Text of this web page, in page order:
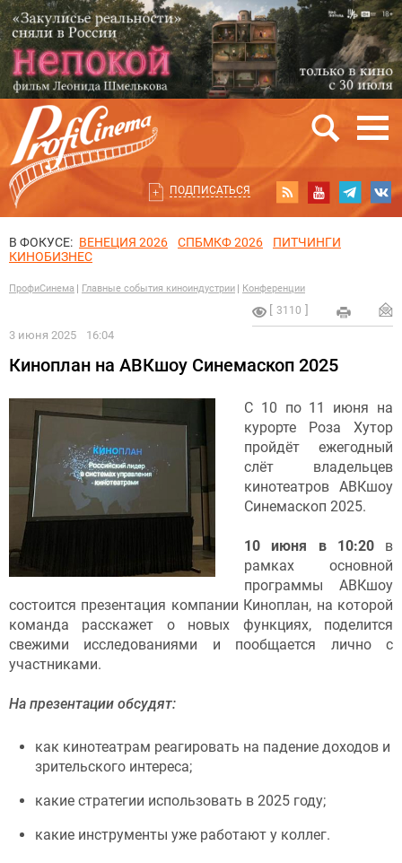
ПОДПИСАТЬСЯ
В ФОКУСЕ: ВЕНЕЦИЯ 2026 СПБМКФ 2026
ПИТЧИНГИ
КИНОБИЗНЕС
ПрофиСинема Главные события киноиндустрии Конференции
3110
3 июня 2025 16:04
Киноплан на АВКшоу Синемаскоп 2025
С 10 по 11 июня на
курорте Роза Хутор
пройдёт ежегодный
слёт владельцев
кинотеатров АВКшоу
Синемаскоп 2025.
10 июня в 10:20 в
рамках основной
программы АВКшоу
состоится презентация компании Киноплан, на которой
команда расскажет о новых функциях, поделится
свежими исследованиями и пообщается лично с
участниками.
На презентации обсудят:
как кинотеатрам реагировать на падение доходов и
зрительского интереса;
какие стратегии использовать в 2025 году;
какие инструменты уже работают у коллег.